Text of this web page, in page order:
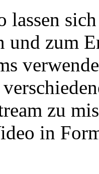
lassen
und zum
zu
in